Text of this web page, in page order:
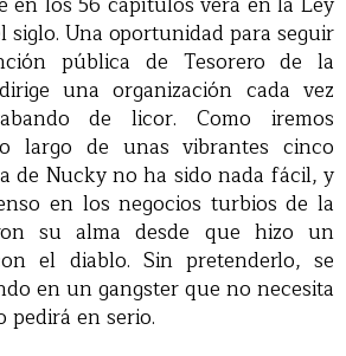
siglo. Una oportunidad para seguir
pública de Tesorero de la
una organización cada vez
de licor. Como iremos
largo de unas vibrantes cinco
de Nucky no ha sido nada fácil, y
en los negocios turbios de la
su alma desde que hizo un
el diablo. Sin pretenderlo, se
en un gangster que no necesita
en serio.